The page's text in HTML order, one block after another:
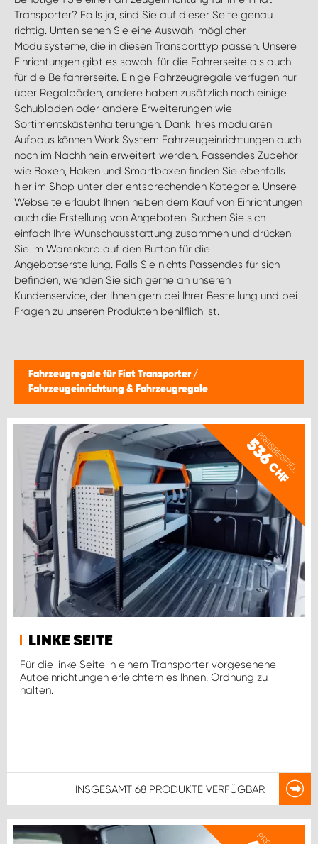
Transporter? Falls ja, sind Sie auf dieser Seite genau
richtig. Unten sehen Sie eine Auswahl möglicher
Modulsysteme, die in diesen Transporttyp passen. Unsere
Einrichtungen gibt es sowohl für die Fahrerseite als auch
für die Beifahrerseite. Einige Fahrzeugregale verfügen nur
über Regalböden, andere haben zusätzlich noch einige
Schubladen oder andere Erweiterungen wie
Sortimentskästenhalterungen. Dank ihres modularen
Aufbaus können Work System Fahrzeugeinrichtungen auch
noch im Nachhinein erweitert werden. Passendes Zubehör
wie Boxen, Haken und Smartboxen finden Sie ebenfalls
hier im Shop unter der entsprechenden Kategorie. Unsere
Webseite erlaubt Ihnen neben dem Kauf von Einrichtungen
auch die Erstellung von Angeboten. Suchen Sie sich
einfach Ihre Wunschausstattung zusammen und drücken
Sie im Warenkorb auf den Button für die
Angebotserstellung. Falls Sie nichts Passendes für sich
befinden, wenden Sie sich gerne an unseren
Kundenservice, der Ihnen gern bei Ihrer Bestellung und bei
Fragen zu unseren Produkten behilflich ist.
Fahrzeugregale für Fiat Transporter /
Fahrzeugeinrichtung & Fahrzeugregale
PREISBEISPIEL
536
CHF
LINKE SEITE
Für die linke Seite in einem Transporter vorgesehene
Autoeinrichtungen erleichtern es Ihnen, Ordnung zu
halten.
INSGESAMT 68 PRODUKTE VERFÜGBAR